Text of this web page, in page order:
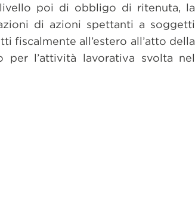
poi di obbligo di ritenuta, la
di azioni spettanti a soggetti
fiscalmente all’estero all’atto della
per l’attività lavorativa svolta nel